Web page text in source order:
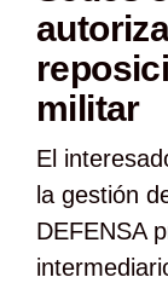
militar
El
la gestión
DEFENSA